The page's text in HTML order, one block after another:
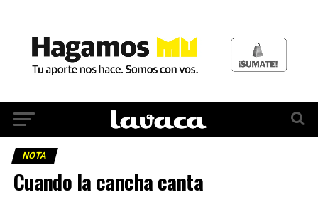
NOTA
Cuando la cancha canta